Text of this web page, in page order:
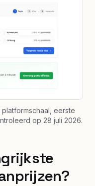
eerste
op 28 juli 2026.